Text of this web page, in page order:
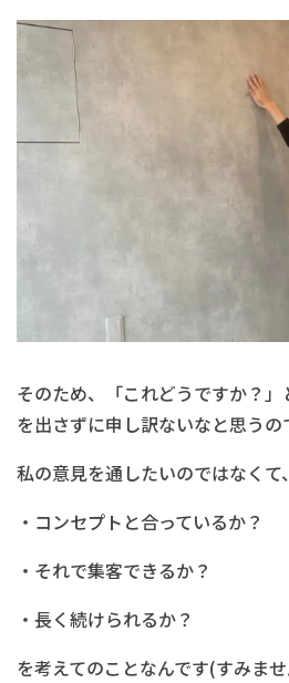
そのため、「これどうですか？
を出さずに申し訳ないなと思うの
私の意見を通したいのではなくて、
・コンセプトと合っているか？
・それで集客できるか？
・長く続けられるか？
を考えてのことなんです(すみま